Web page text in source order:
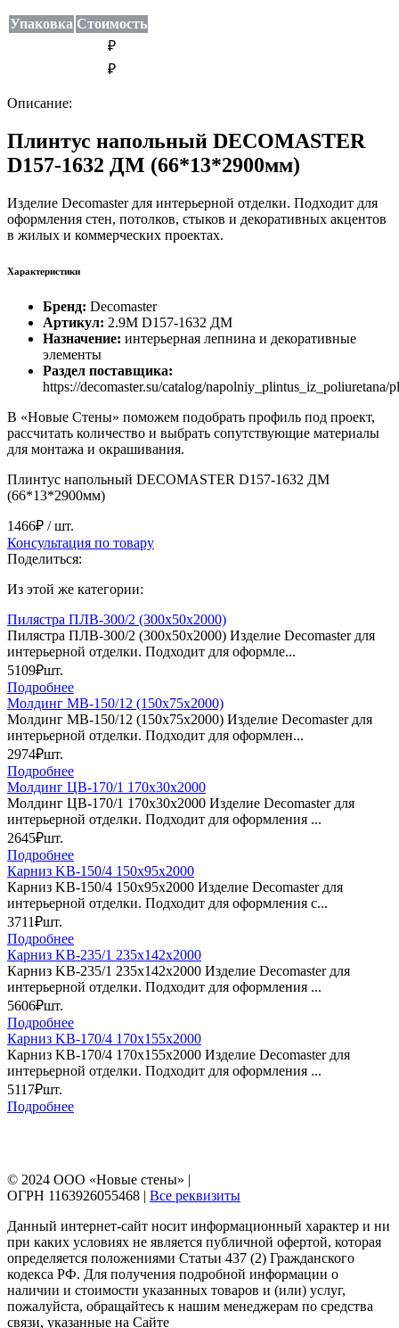
Упаковка Стоимость
₽
₽
Описание:
Плинтус напольный DECOMASTER
D157-1632 ДМ (66*13*2900мм)
Изделие Decomaster для интерьерной отделки. Подходит для
оформления стен, потолков, стыков и декоративных акцентов
в жилых и коммерческих проектах.
Характеристики
Бренд: Decomaster
Артикул: 2.9M D157-1632 ДМ
Назначение: интерьерная лепнина и декоративные
элементы
Раздел поставщика:
https://decomaster.su/catalog/
В «Новые Стены» поможем подобрать профиль под проект,
рассчитать количество и выбрать сопутствующие материалы
для монтажа и окрашивания.
Плинтус напольный DECOMASTER D157-1632 ДМ
(66*13*2900мм)
1466₽ / шт.
Консультация по товару
Поделиться:
Из этой же категории:
Пилястра ПЛВ-300/2 (300х50х2000)
Пилястра ПЛВ-300/2 (300х50х2000) Изделие Decomaster для
интерьерной отделки. Подходит для оформле...
5109₽шт.
Подробнее
Молдинг МВ-150/12 (150х75х2000)
Молдинг МВ-150/12 (150х75х2000) Изделие Decomaster для
интерьерной отделки. Подходит для оформлен...
2974₽шт.
Подробнее
Молдинг ЦB-170/1 170х30х2000
Молдинг ЦB-170/1 170х30х2000 Изделие Decomaster для
интерьерной отделки. Подходит для оформления ...
2645₽шт.
Подробнее
Карниз KB-150/4 150х95х2000
Карниз KB-150/4 150х95х2000 Изделие Decomaster для
интерьерной отделки. Подходит для оформления с...
3711₽шт.
Подробнее
Карниз KB-235/1 235х142х2000
Карниз KB-235/1 235х142х2000 Изделие Decomaster для
интерьерной отделки. Подходит для оформления ...
5606₽шт.
Подробнее
Карниз KB-170/4 170х155х2000
Карниз KB-170/4 170х155х2000 Изделие Decomaster для
интерьерной отделки. Подходит для оформления ...
5117₽шт.
Подробнее
© 2024 ООО «Новые стены» |
ОГРН 1163926055468 | Все реквизиты
Данный интернет-сайт носит информационный характер и ни
при каких условиях не является публичной офертой, которая
определяется положениями Статьи 437 (2) Гражданского
кодекса РФ. Для получения подробной информации о
наличии и стоимости указанных товаров и (или) услуг,
пожалуйста, обращайтесь к нашим менеджерам по средства
связи, указанные на Сайте